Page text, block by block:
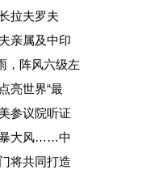
拉夫罗夫
亲属及中印
，阵风六级左
亮世界“最
参议院听证
暴大风……中
将共同打造